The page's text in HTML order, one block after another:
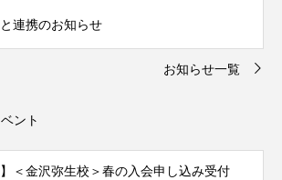
連携のお知らせ
お知らせ一覧
ント
】＜金沢弥生校＞春の入会申し込み受付